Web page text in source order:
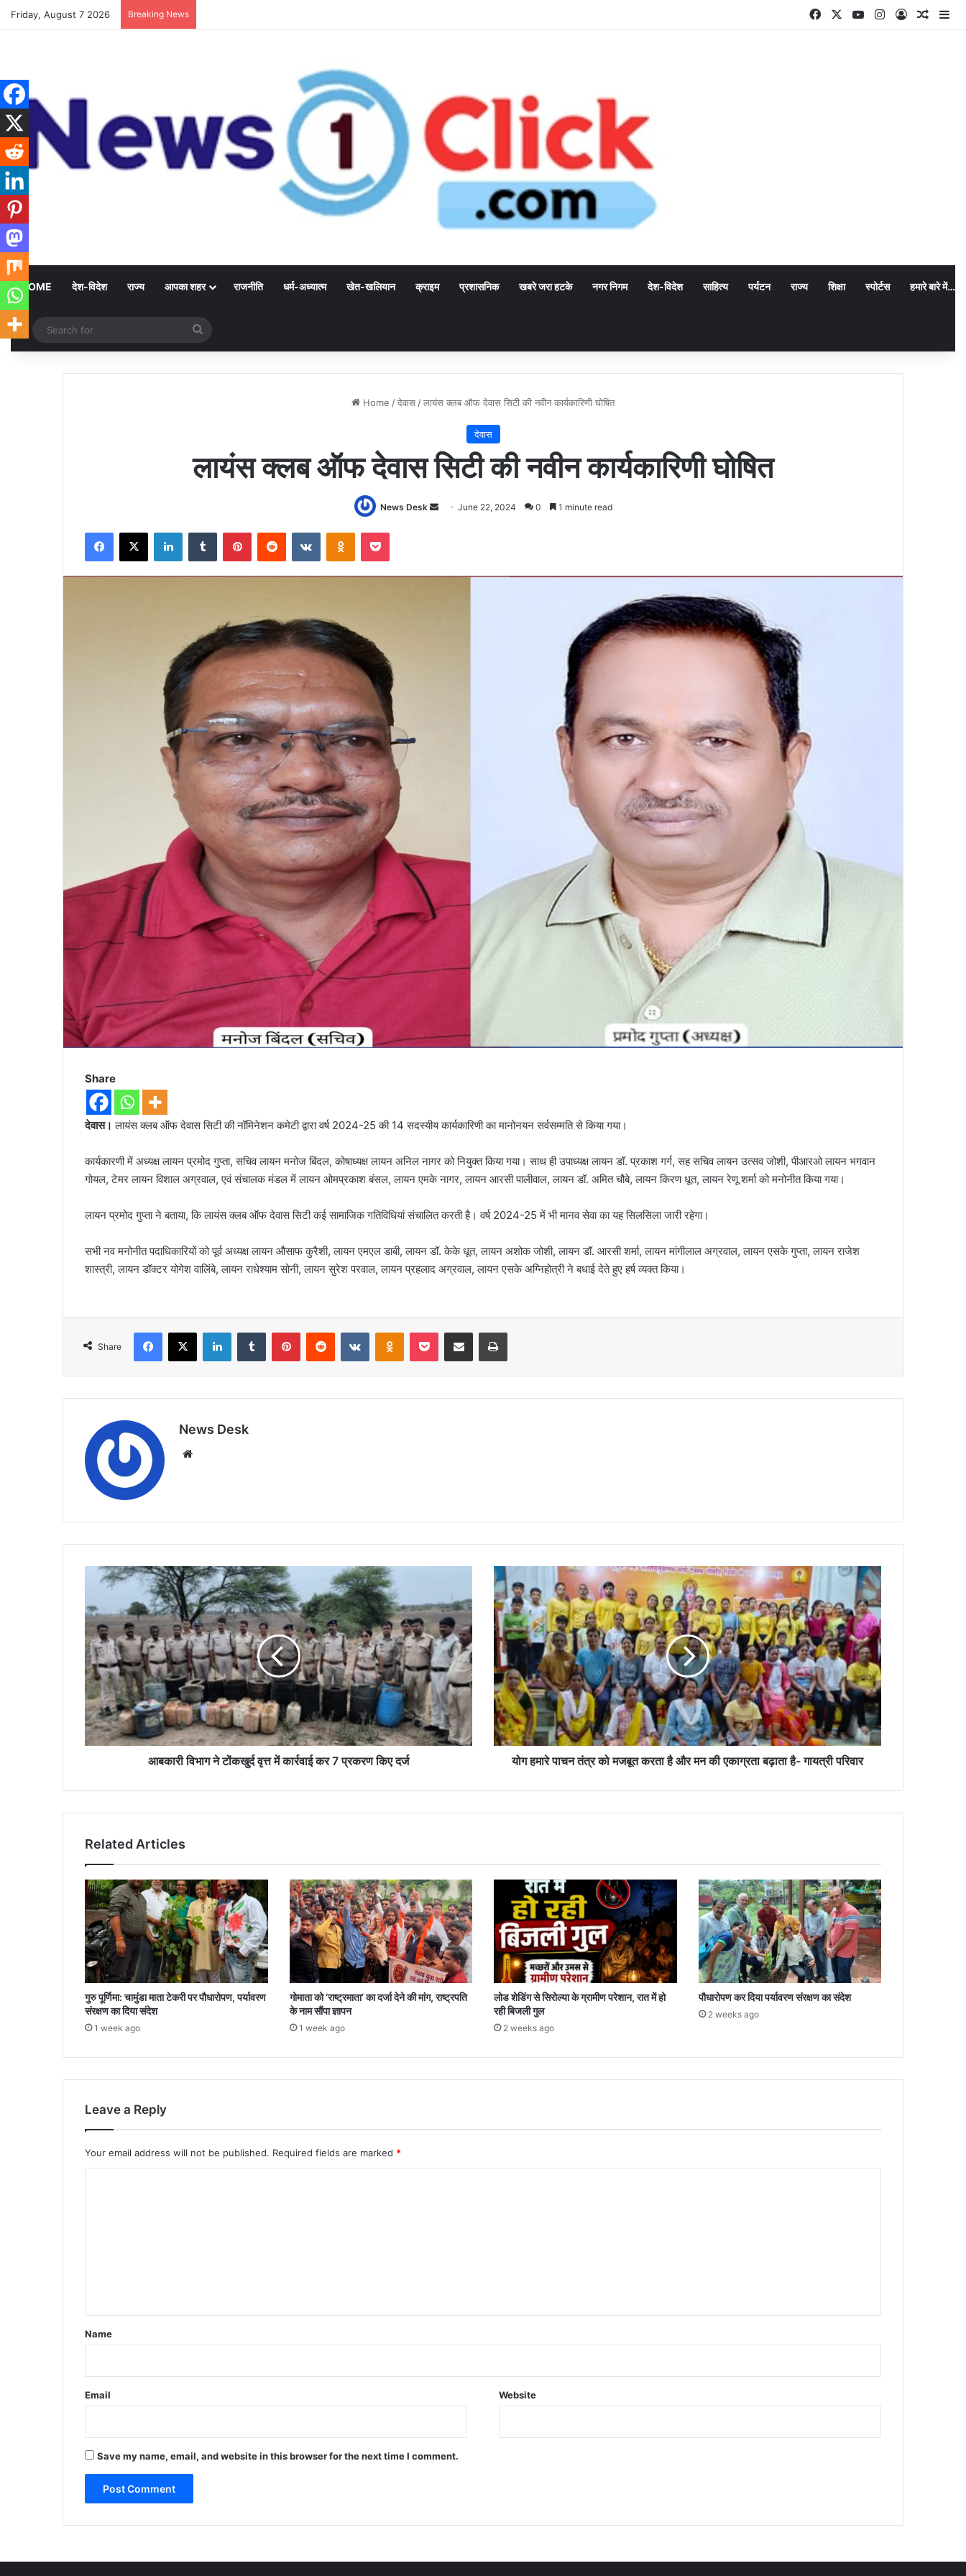
Friday, August 7 2026 Breaking News FacebookYouTubeInstagram
Log In
HOME देश-विदेश राज्य आपका शहर राजनीति धर्म-अध्यात्म खेत-खलियान क्राइम प्रशासनिक खबरे जरा हटके नगर निगम देश-विदेश साहित्य पर्यटन राज्य शिक्षा स्पोर्टस हमारे बारे में…
Random Article
for
Home /देवास /लायंस क्लब ऑफ देवास सिटी की नवीन कार्यकारिणी घोषित
देवास
लायंस क्लब ऑफ देवास सिटी की नवीन कार्यकारिणी घोषित
News Desk
SendJune 22, 2024 0 1 minute read
Facebook
X LinkedInTumblr PinterestReddit VKontakteOdnoklassniki
Pocket
Share
देवास। लायंस क्लब ऑफ देवास सिटी की नॉमिनेशन कमेटी द्वारा वर्ष 2024-25 की 14 सदस्यीय कार्यकारिणी का मानोनयन सर्वसम्मति से किया गया।
कार्यकारणी में अध्यक्ष लायन प्रमोद गुप्ता, सचिव लायन मनोज बिंदल, कोषाध्यक्ष लायन अनिल नागर को नियुक्त किया गया। साथ ही उपाध्यक्ष लायन डॉ. प्रकाश गर्ग, सह सचिव लायन उत्सव जोशी, पीआरओ लायन भगवान
गोयल, टेमर लायन विशाल अग्रवाल, एवं संचालक मंडल में लायन ओमप्रकाश बंसल, लायन एमके नागर, लायन आरसी पालीवाल, लायन डॉ. अमित चौबे, लायन किरण धूत, लायन रेणू शर्मा को मनोनीत किया गया।
लायन प्रमोद गुप्ता ने बताया, कि लायंस क्लब ऑफ देवास सिटी कई सामाजिक गतिविधियां संचालित करती है। वर्ष 2024-25 में भी मानव सेवा का यह सिलसिला जारी रहेगा।
सभी नव मनोनीत पदाधिकारियों को पूर्व अध्यक्ष लायन औसाफ कुरैशी, लायन एमएल डाबी, लायन डॉ. केके धूत, लायन अशोक जोशी, लायन डॉ. आरसी शर्मा, लायन मांगीलाल अग्रवाल, लायन एसके गुप्ता, लायन राजेश
शास्त्री, लायन डॉक्टर योगेश वालिंबे, लायन राधेश्याम सोनी, लायन सुरेश परवाल, लायन प्रहलाद अग्रवाल, लायन एसके अग्निहोत्री ने बधाई देते हुए हर्ष व्यक्त किया।
Share
Facebook
X LinkedInTumblr PinterestReddit VKontakteOdnoklassniki
Pocket Share via Email Print
News Desk
आबकारी
ने
टोंकखुर्द
वृत्त
में
कार्रवाई
कर
7
प्रकरण
किए
दर्ज
आबकारी विभाग ने टोंकखुर्द वृत्त में कार्रवाई कर 7 प्रकरण किए दर्ज
योग
हमारे
पाचन
तंत्र
को
मजबूत
करता
है
और
मन
की
एकाग्रता
योग हमारे पाचन तंत्र को मजबूत करता है और मन की एकाग्रता बढ़ाता है- गायत्री परिवार
Related Articles
गुरु पूर्णिमा: चामुंडा माता टेकरी पर पौधारोपण, पर्यावरण
संरक्षण का दिया संदेश
1 week ago
गोमाता को ‘राष्ट्रमाता’ का दर्जा देने की मांग, राष्ट्रपति
के नाम सौंपा ज्ञापन
1 week ago
लोड शेडिंग से सिरोल्या के ग्रामीण परेशान, रात में हो
रही बिजली गुल
2 weeks ago
पौधारोपण कर दिया पर्यावरण संरक्षण का संदेश
2 weeks ago
Leave a Reply
Your email address will not be published. Required fields are marked *
*
Name
Email Website
Save my name, email, and website in this browser for the next time I comment.